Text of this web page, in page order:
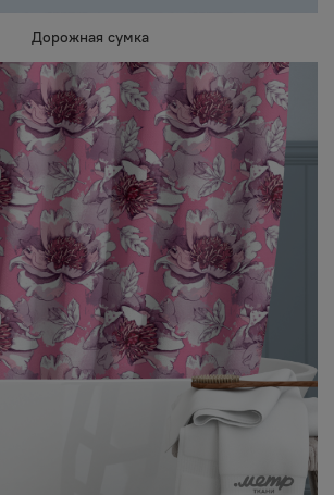
Дорожная сумка